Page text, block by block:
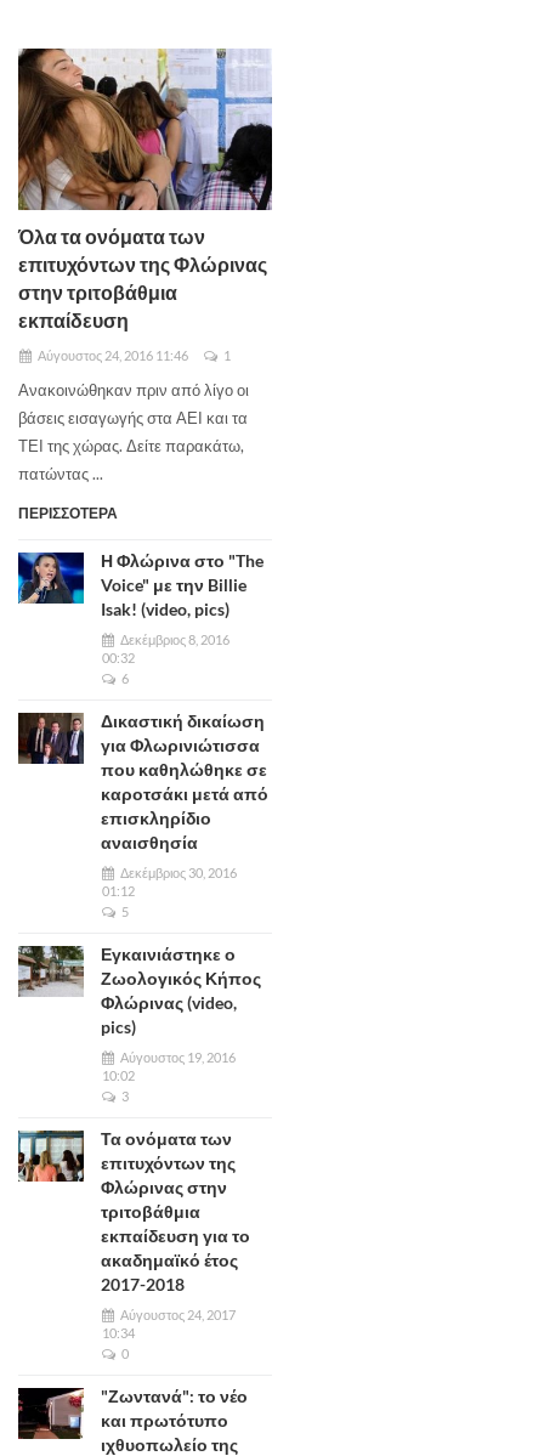
Όλα τα ονόματα των
επιτυχόντων της Φλώρινας
στην τριτοβάθμια
εκπαίδευση
Αύγουστος 24, 2016 11:46 1
Ανακοινώθηκαν πριν από λίγο οι
βάσεις εισαγωγής στα ΑΕΙ και τα
ΤΕΙ της χώρας. Δείτε παρακάτω,
πατώντας ...
ΠΕΡΙΣΣΟΤΕΡΑ
Η Φλώρινα στο "The
Voice" με την Billie
Isak! (video, pics)
Δεκέμβριος 8, 2016
00:32
6
Δικαστική δικαίωση
για Φλωρινιώτισσα
που καθηλώθηκε σε
καροτσάκι μετά από
επισκληρίδιο
αναισθησία
Δεκέμβριος 30, 2016
01:12
5
Εγκαινιάστηκε ο
Ζωολογικός Κήπος
Φλώρινας (video,
pics)
Αύγουστος 19, 2016
10:02
3
Τα ονόματα των
επιτυχόντων της
Φλώρινας στην
τριτοβάθμια
εκπαίδευση για το
ακαδημαϊκό έτος
2017-2018
Αύγουστος 24, 2017
10:34
0
"Ζωντανά": το νέο
και πρωτότυπο
ιχθυοπωλείο της